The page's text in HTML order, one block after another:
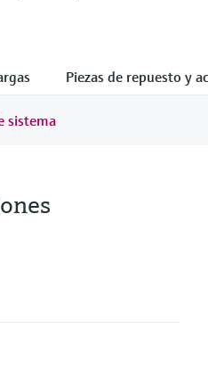
Piezas de repuesto y
sistema